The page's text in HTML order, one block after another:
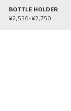
BOTTLE HOLDER
¥2,530~¥2,750